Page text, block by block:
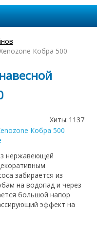
Кобра 500
Хиты: 1137
нержавеющей
забирается из
на водопад и через
большой напор
эффект на